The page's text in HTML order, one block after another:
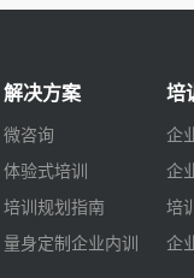
解决方案
微咨询
体验式培训
培训规划指南
量身定制企业内训
培
企
企
培
企